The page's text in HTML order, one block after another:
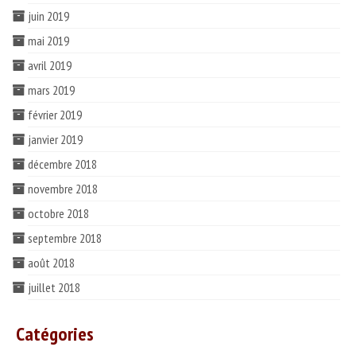
juin 2019
mai 2019
avril 2019
mars 2019
février 2019
janvier 2019
décembre 2018
novembre 2018
octobre 2018
septembre 2018
août 2018
juillet 2018
Catégories